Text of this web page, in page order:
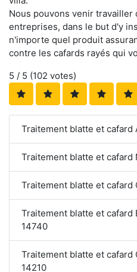
Nous pouvons venir travailler
entreprises, dans le but d'y
n'importe quel produit
contre les cafards rayés qui
5 / 5 (102 votes)
Traitement blatte et cafard
Traitement blatte et cafard
Traitement blatte et cafard
Traitement blatte et
14740
Traitement blatte et cafard
14210